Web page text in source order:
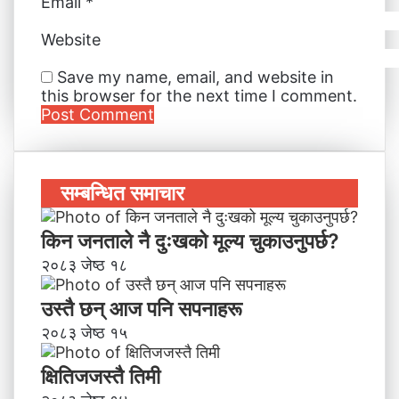
Website
Save my name, email, and website in
this browser for the next time I comment.
सम्बन्धित समाचार
किन जनताले नै दुःखको मूल्य चुकाउनुपर्छ?
२०८३ जेष्ठ १८
उस्तै छन् आज पनि सपनाहरू
२०८३ जेष्ठ १५
क्षितिजजस्तै तिमी